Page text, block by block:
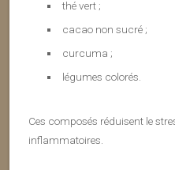
thé vert ;
cacao non sucré ;
curcuma ;
légumes colorés.
Ces composés réduisent le
inflammatoires.